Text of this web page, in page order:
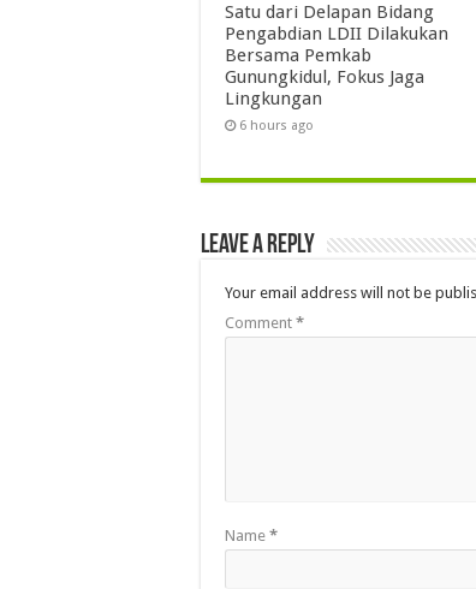
Satu dari Delapan Bidang
Pengabdian LDII Dilakukan
Bersama Pemkab
Gunungkidul, Fokus Jaga
Lingkungan
6 hours ago
Leave a Reply
Your email address will not be
Comment *
Name *